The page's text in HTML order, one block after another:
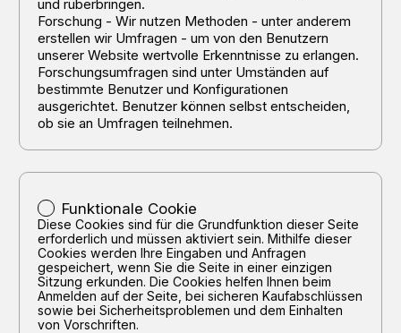
und rüberbringen.
Forschung - Wir nutzen Methoden - unter anderem
erstellen wir Umfragen - um von den Benutzern
unserer Website wertvolle Erkenntnisse zu erlangen.
Forschungsumfragen sind unter Umständen auf
bestimmte Benutzer und Konfigurationen
ausgerichtet. Benutzer können selbst entscheiden,
ob sie an Umfragen teilnehmen.
Funktionale Cookie
Diese Cookies sind für die Grundfunktion dieser Seite
erforderlich und müssen aktiviert sein. Mithilfe dieser
Cookies werden Ihre Eingaben und Anfragen
gespeichert, wenn Sie die Seite in einer einzigen
Sitzung erkunden. Die Cookies helfen Ihnen beim
Anmelden auf der Seite, bei sicheren Kaufabschlüssen
sowie bei Sicherheitsproblemen und dem Einhalten
von Vorschriften.